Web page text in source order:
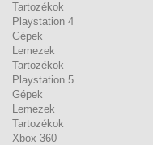
Tartozékok
Playstation 4
Gépek
Lemezek
Tartozékok
Playstation 5
Gépek
Lemezek
Tartozékok
Xbox 360